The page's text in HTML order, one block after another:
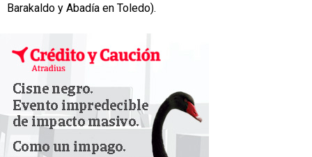
Barakaldo y Abadía en Toledo).